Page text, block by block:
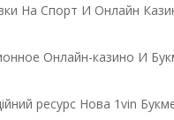
На Cпорт И Онлайн
Онлайн-казино И
ресурс Нова 1vin